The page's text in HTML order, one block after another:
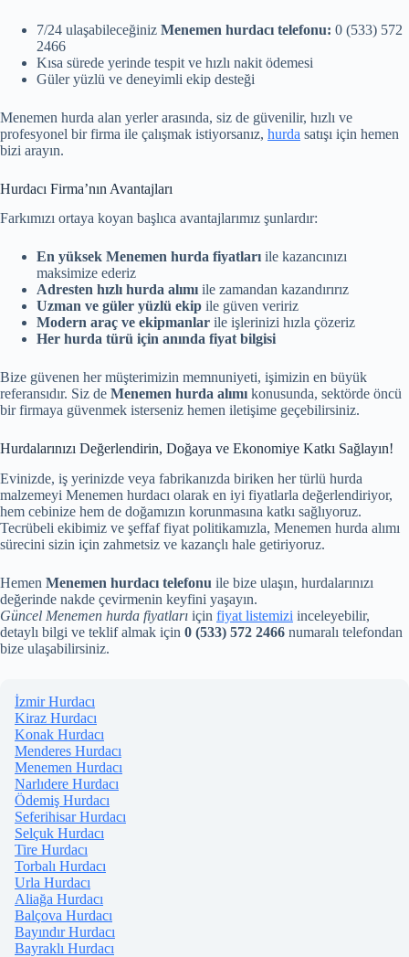
7/24 ulaşabileceğiniz Menemen hurdacı telefonu: 0 (533) 572
2466
Kısa sürede yerinde tespit ve hızlı nakit ödemesi
Güler yüzlü ve deneyimli ekip desteği
Menemen hurda alan yerler arasında, siz de güvenilir, hızlı ve
profesyonel bir firma ile çalışmak istiyorsanız, hurda satışı için hemen
bizi arayın.
Hurdacı Firma’nın Avantajları
Farkımızı ortaya koyan başlıca avantajlarımız şunlardır:
En yüksek Menemen hurda fiyatları ile kazancınızı
maksimize ederiz
Adresten hızlı hurda alımı ile zamandan kazandırırız
Uzman ve güler yüzlü ekip ile güven veririz
Modern araç ve ekipmanlar ile işlerinizi hızla çözeriz
Her hurda türü için anında fiyat bilgisi
Bize güvenen her müşterimizin memnuniyeti, işimizin en büyük
referansıdır. Siz de Menemen hurda alımı konusunda, sektörde öncü
bir firmaya güvenmek isterseniz hemen iletişime geçebilirsiniz.
Hurdalarınızı Değerlendirin, Doğaya ve Ekonomiye Katkı Sağlayın!
Evinizde, iş yerinizde veya fabrikanızda biriken her türlü hurda
malzemeyi Menemen hurdacı olarak en iyi fiyatlarla değerlendiriyor,
hem cebinize hem de doğamızın korunmasına katkı sağlıyoruz.
Tecrübeli ekibimiz ve şeffaf fiyat politikamızla, Menemen hurda alımı
sürecini sizin için zahmetsiz ve kazançlı hale getiriyoruz.
Hemen Menemen hurdacı telefonu ile bize ulaşın, hurdalarınızı
değerinde nakde çevirmenin keyfini yaşayın.
Güncel Menemen hurda fiyatları için fiyat listemizi inceleyebilir,
detaylı bilgi ve teklif almak için 0 (533) 572 2466 numaralı telefondan
bize ulaşabilirsiniz.
İzmir Hurdacı
Kiraz Hurdacı
Konak Hurdacı
Menderes Hurdacı
Menemen Hurdacı
Narlıdere Hurdacı
Ödemiş Hurdacı
Seferihisar Hurdacı
Selçuk Hurdacı
Tire Hurdacı
Torbalı Hurdacı
Urla Hurdacı
Aliağa Hurdacı
Balçova Hurdacı
Bayındır Hurdacı
Bayraklı Hurdacı